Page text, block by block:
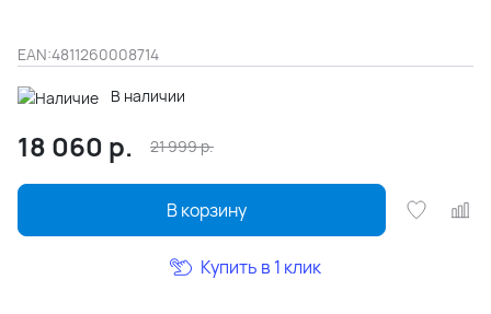
EAN:4811260008714
В наличии
18 060 р. 21 999р.
В корзину
Купить в 1 клик